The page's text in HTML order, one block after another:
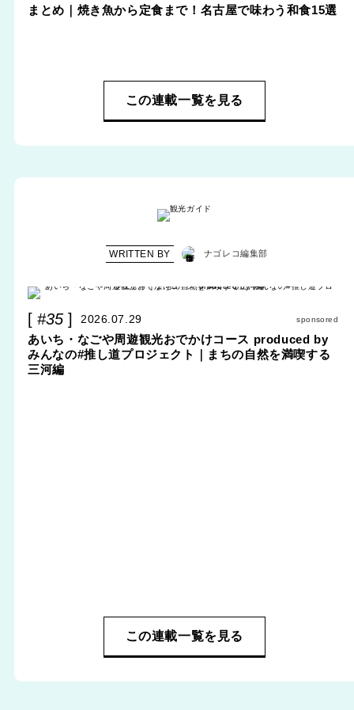
まとめ｜焼き魚から定食まで！名古屋で味わう和食15選
この連載一覧を見る
WRITTEN BY ナゴレコ編集部
#35 2026.07.29 sponsored
あいち・なごや周遊観光おでかけコース produced by
みんなの#推し道プロジェクト｜まちの自然を満喫する
三河編
この連載一覧を見る